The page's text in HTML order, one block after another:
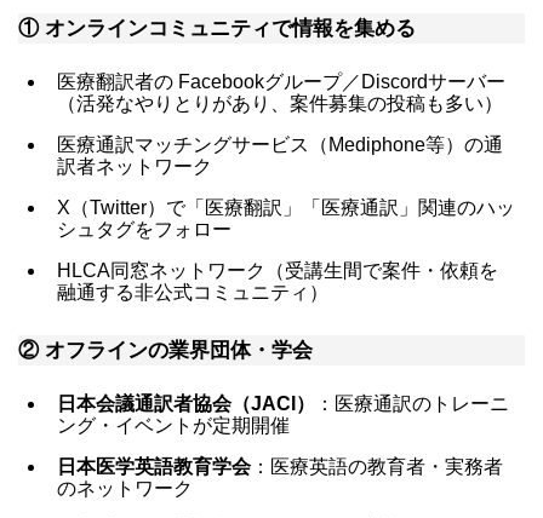
① オンラインコミュニティで情報を集める
医療翻訳者の Facebookグループ／Discordサーバー
（活発なやりとりがあり、案件募集の投稿も多い）
医療通訳マッチングサービス（Mediphone等）の通
訳者ネットワーク
X（Twitter）で「医療翻訳」「医療通訳」関連のハッ
シュタグをフォロー
HLCA同窓ネットワーク（受講生間で案件・依頼を
融通する非公式コミュニティ）
② オフラインの業界団体・学会
日本会議通訳者協会（JACI）
：医療通訳のトレーニ
ング・イベントが定期開催
日本医学英語教育学会：医療英語の教育者・実務者
のネットワーク